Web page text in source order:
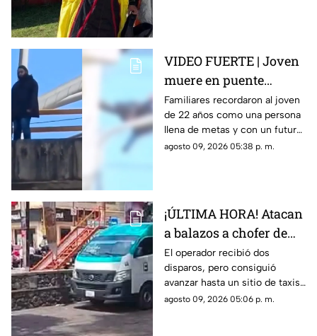
VIDEO FUERTE | Joven
muere en puente
vehicular; pidió a su
mamá que cuidara de
su gatito
Familiares recordaron al joven
de 22 años como una persona
llena de metas y con un futuro
prometedor.
agosto 09, 2026 05:38 p. m.
¡ÚLTIMA HORA! Atacan
a balazos a chofer de
Ruta 13 en Oaxtepec
El operador recibió dos
disparos, pero consiguió
avanzar hasta un sitio de taxis
donde solicitó ayuda.
agosto 09, 2026 05:06 p. m.